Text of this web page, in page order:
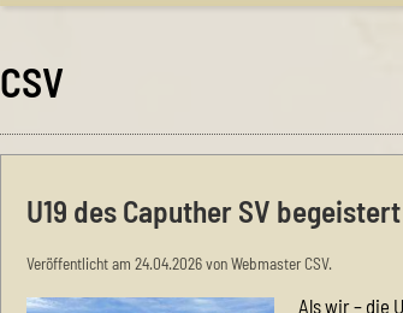
CSV
U19 des Caputher SV
Veröffentlicht am 24.04.2026 von Webmaster CSV.
Als wir – die